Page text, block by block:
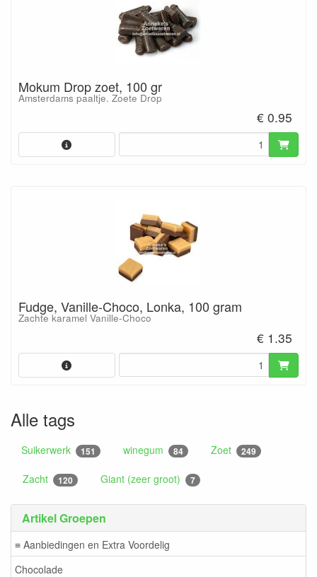
Artikel Groepen
≡ Aanbiedingen en Extra Voordelig
Chocolade
Mokum Drop zoet, 100 gr
Amsterdams paaltje. Zoete Drop
€ 0.95
Fudge, Vanille-Choco, Lonka, 100 gram
Zachte karamel Vanille-Choco
€ 1.35
Alle tags
Suikerwerk 151 winegum 84 Zoet 249
Zacht 120 Giant (zeer groot) 7